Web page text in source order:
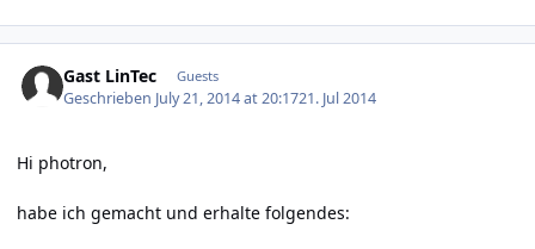
Gast LinTec Guests
Geschrieben July 21, 2014 at 20:1721. Jul 2014
Hi photron,
habe ich gemacht und erhalte folgendes: